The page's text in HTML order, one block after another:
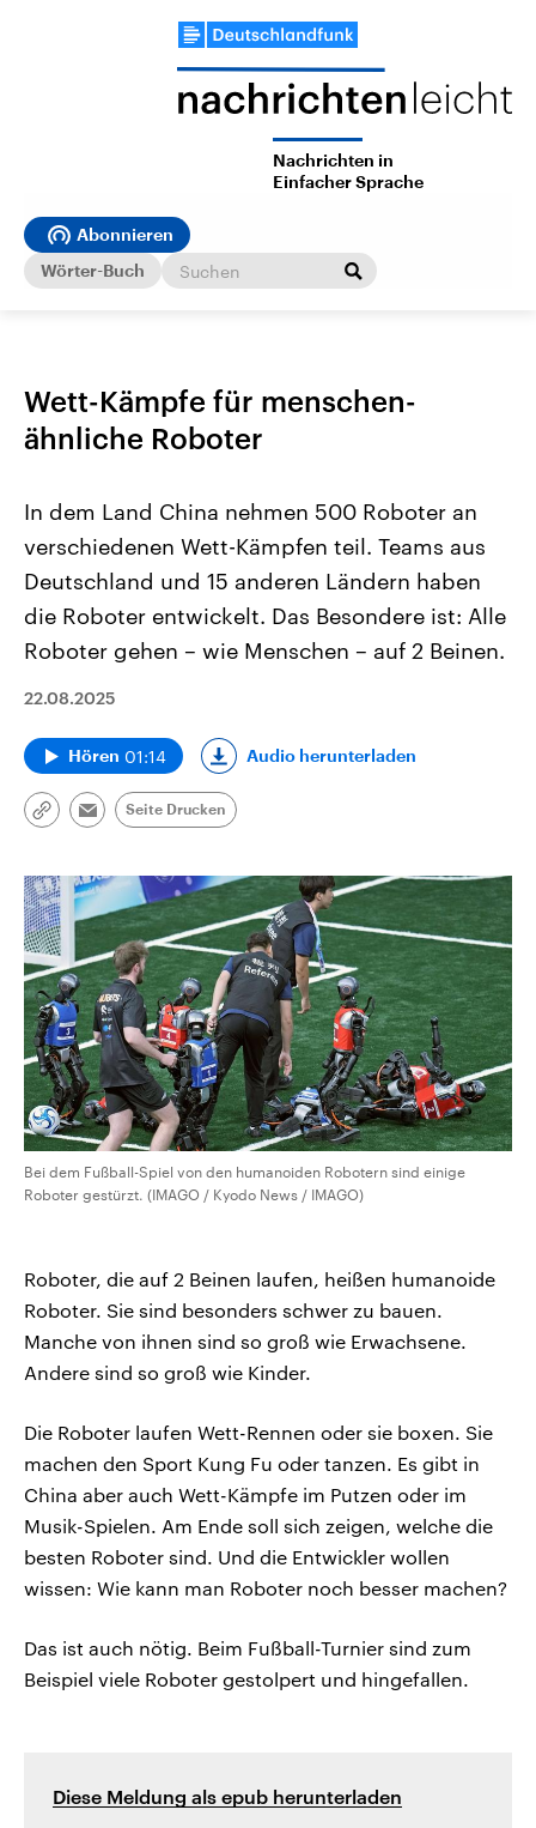
Nachrichten in
Einfacher Sprache
Abonnieren
Wörter-Buch
Wett-Kämpfe für menschen-
ähnliche Roboter
In dem Land China nehmen 500 Roboter an
verschiedenen Wett-Kämpfen teil. Teams aus
Deutschland und 15 anderen Ländern haben
die Roboter entwickelt. Das Besondere ist: Alle
Roboter gehen – wie Menschen – auf 2 Beinen.
22.08.2025
Hören 01:14 Audio herunterladen
Link
Email
Seite Drucken
Bei dem Fußball-Spiel von den humanoiden Robotern sind einige
Roboter gestürzt. (IMAGO / Kyodo News / IMAGO)
Roboter, die auf 2 Beinen laufen, heißen humanoide
Roboter. Sie sind besonders schwer zu bauen.
Manche von ihnen sind so groß wie Erwachsene.
Andere sind so groß wie Kinder.
Die Roboter laufen Wett-Rennen oder sie boxen. Sie
machen den Sport Kung Fu oder tanzen. Es gibt in
China aber auch Wett-Kämpfe im Putzen oder im
Musik-Spielen. Am Ende soll sich zeigen, welche die
besten Roboter sind. Und die Entwickler wollen
wissen: Wie kann man Roboter noch besser machen?
Das ist auch nötig. Beim Fußball-Turnier sind zum
Beispiel viele Roboter gestolpert und hingefallen.
Diese Meldung als epub herunterladen